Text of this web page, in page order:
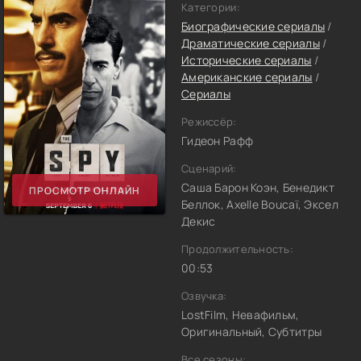
ПРОСМОТР ОНЛАЙН
Категории:
Биографические сериалы /
Драматические сериалы/
Исторические сериалы /
Американские сериалы /
Сериалы
Режиссёр:
Гидеон Рафф
Сценарий:
Саша Барон Коэн, Бенедикт
Беллок, Axelle Boucaï, Эксел
Декис
Продолжительность:
00:53
Озвучка:
LostFilm, Невафильм,
Оригинальный, Субтитры